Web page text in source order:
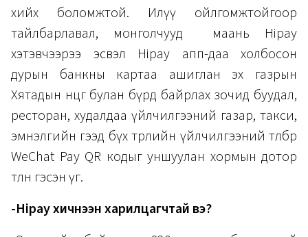
хийх боломжтой. Илүү ойлгомжтойгоор
тайлбарлавал, монголчууд маань Hipay
хэтэвчээрээ эсвэл Hipay апп-даа холбосон
дурын банкны картаа ашиглан эх газрын
Хятадын өнцөг булан бүрд байрлах зочид буудал,
ресторан, худалдаа үйлчилгээний газар, такси,
эмнэлгийн гээд бүх төрлийн үйлчилгээний төлбөрөө
WeChat Pay QR кодыг уншуулан хормын дотор
төлнө гэсэн үг.
-Hipay хичнээн харилцагчтай вэ?